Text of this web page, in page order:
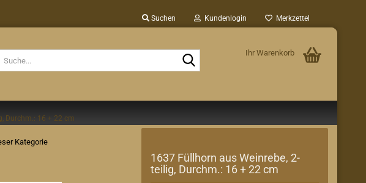
Suchen Kundenlogin Merkzettel
Ihr Warenkorb
Durchm.: 16 + 22 cm
Kategorie
1637 Füllhorn aus Weinrebe, 2-
teilig, Durchm.: 16 + 22 cm